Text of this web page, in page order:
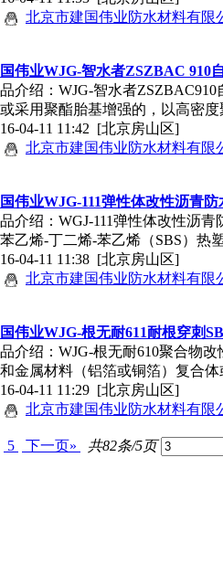
北京市建国伟业防水材料有限
伟业WJG-智水者ZSZBAC 910
介绍：WJG-智水者
采用聚酯胎基增强的，以高密度
04-11 11:42 [北京房山区]
北京市建国伟业防水材料有限
伟业WJG-111弹性体改性沥青防
介绍：WGJ-111弹性体改性沥
乙烯-丁二烯-苯乙烯（SBS）热
04-11 11:38 [北京房山区]
北京市建国伟业防水材料有限
伟业WJG-根无耐611耐根穿刺
介绍：WJG-根无耐610聚合物
金属材料（铝箔或铜箔）复合体
04-11 11:29 [北京房山区]
北京市建国伟业防水材料有限
5 下一页» 共82条/5页